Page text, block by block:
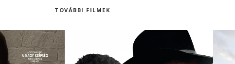
TOVÁBBI FILMEK